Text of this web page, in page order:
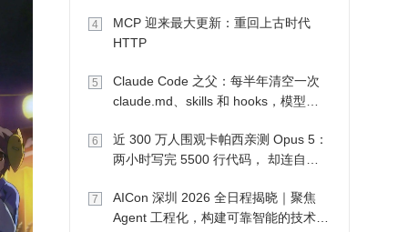
4
MCP 迎来最大更新：重回上古时代
HTTP
5
Claude Code 之父：每半年清空一次
claude.md、skills 和 hooks，模型自
6
近 300 万人围观卡帕西亲测 Opus 5：
两小时写完 5500 行代码， 却连自己
7
AICon 深圳 2026 全日程揭晓｜聚焦
Agent 工程化，构建可靠智能的技术路